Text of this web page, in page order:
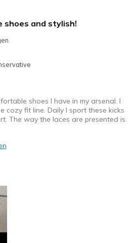
are for Wearing
shoes and stylish!
shoes I have in my arsenal. I
cozy fit line. Daily I sport these kicks
The way the laces are presented is